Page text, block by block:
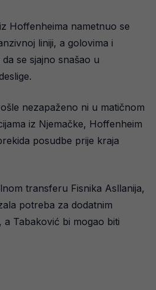
Hoffenheima nametnuo se
liniji, a golovima i
se sjajno snašao u
nezapaženo ni u matičnom
iz Njemačke, Hoffenheim
posudbe prije kraja
transferu Fisnika Asllanija,
potreba za dodatnim
a Tabaković bi mogao biti